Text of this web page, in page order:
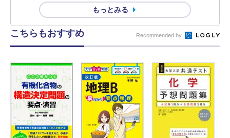
もっとみる
こちらもおすすめ Recommended by